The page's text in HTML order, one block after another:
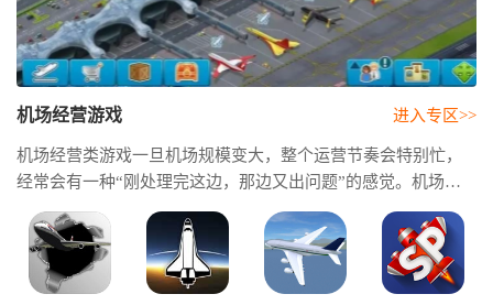
机场经营游戏
机场经营类游戏一旦机场规模变大，整个运营节奏会特别忙，
经常会有一种“刚处理完这边，那边又出问题”的感觉。机场游
戏大全希望能找到玩法更丰富、自由度更高的作品。机场经营
管理游戏不同航线收益不同，廉价航空和国际航班的运营思路
也不一样。
进入专区>>